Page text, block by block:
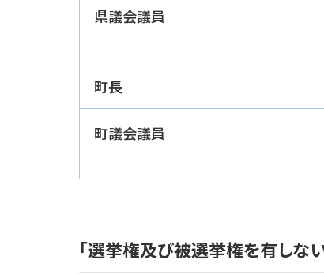
県議会議員
町長
町議会議員
「選挙権及び被選挙権を有しな